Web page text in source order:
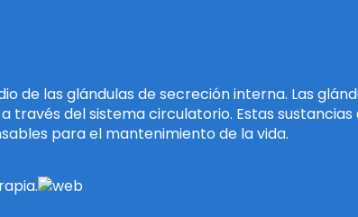
de las glándulas de secreción interna. Las
del sistema circulatorio. Estas
para el mantenimiento de la vida.